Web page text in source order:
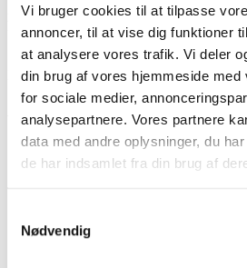
Vi bruger cookies til at tilpasse
annoncer, til at vise dig funktioner
at analysere vores trafik. Vi deler
din brug af vores hjemmeside med
for sociale medier,
analysepartnere. Vores partnere
data med andre oplysninger, du
de har indsamlet fra din brug af
Nødvendig
Miljø
Jobs
Kontakt
24. december 2013/0 Kommentarer/af
https://fme-aps.dk/wp-content/uploads/
S379158 https://fme-aps.dk/wp-content/
S3791582013-12-24 18:48:06 2013-12-
Format “Video”
Archive
august 2014
maj 2014
august 2012
maj 2012